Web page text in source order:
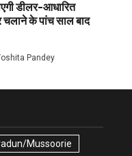
डीलर-आधारित
के पांच साल बाद
Pandey
Mussoorie